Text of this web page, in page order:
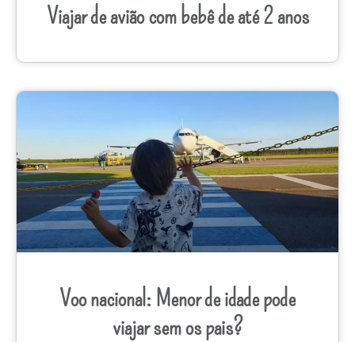
Viajar de avião com bebê de até 2 anos
Voo nacional: Menor de idade pode
viajar sem os pais?